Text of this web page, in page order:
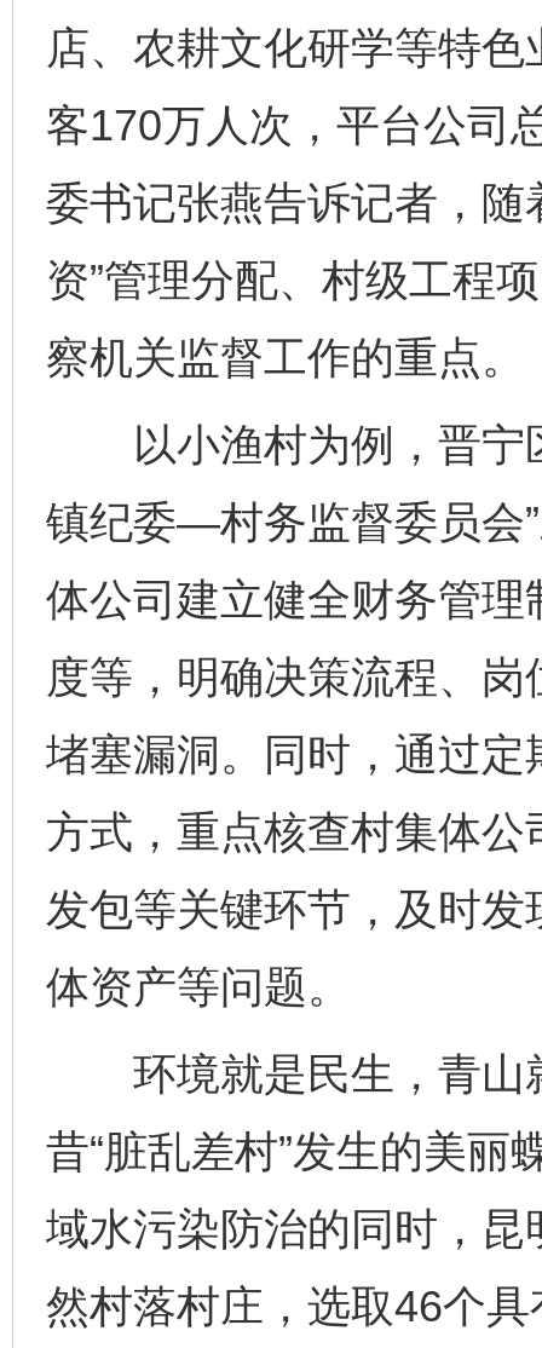
店、农耕文化研学等特
客170万人次，平台公司
委书记张燕告诉记者，随
资”管理分配、村级工程
察机关监督工作的重点。
以小渔村为例，晋宁
镇纪委—村务监督委员会
体公司建立健全财务管
度等，明确决策流程、
堵塞漏洞。同时，通过
方式，重点核查村集体
发包等关键环节，及时
体资产等问题。
环境就是民生，青山
昔“脏乱差村”发生的美丽
域水污染防治的同时，
然村落村庄，选取46个